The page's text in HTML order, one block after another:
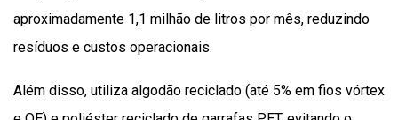
aproximadamente 1,1 milhão de litros por mês, reduzindo
resíduos e custos operacionais.
Além disso, utiliza algodão reciclado (até 5% em fios vórtex